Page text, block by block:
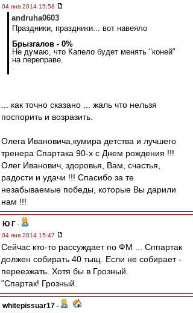
04 янв 2014 15:58
andruha0603
Праздники, праздники... вот навеяло
Брызгалов - 0%
Не думаю, что Капело будет менять "коней"
на переправе.
.
... как точно сказано ... жаль что нельзя
поспорить и возразить.
Олега Ивановича,кумира детства и лучшего
тренера Спартака 90-х с Днем рождения !!!
Олег Иванович, здоровья, Вам, счастья,
радости и удачи !!! Спасибо за те
незабываемые победы, которые Вы дарили
нам !!!
Ю Г -
04 янв 2014 15:47
Сейчас кто-то рассуждает по ФМ ... Сппартак
должен собирать 40 тыщ. Если не собирает -
переезжать. Хотя бы в Грозный.
"Спартак! Грозный.
whitepissuar17 -